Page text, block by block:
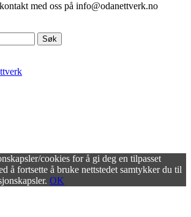
med oss på info@odanettverk.no
cookies for å gi deg en tilpasset
å fortsette å bruke nettstedet samtykker du til
OK